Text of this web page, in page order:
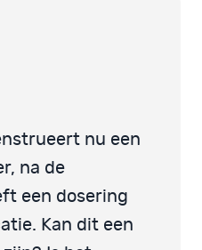
nu een
na de
een dosering
Kan dit een